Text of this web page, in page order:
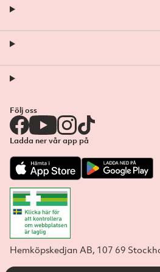
Följ oss
Ladda ner vår app på
Hemköpskedjan AB, 107 69